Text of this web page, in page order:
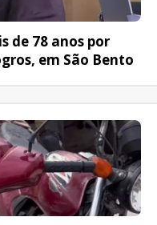
de 78 anos por
em São Bento